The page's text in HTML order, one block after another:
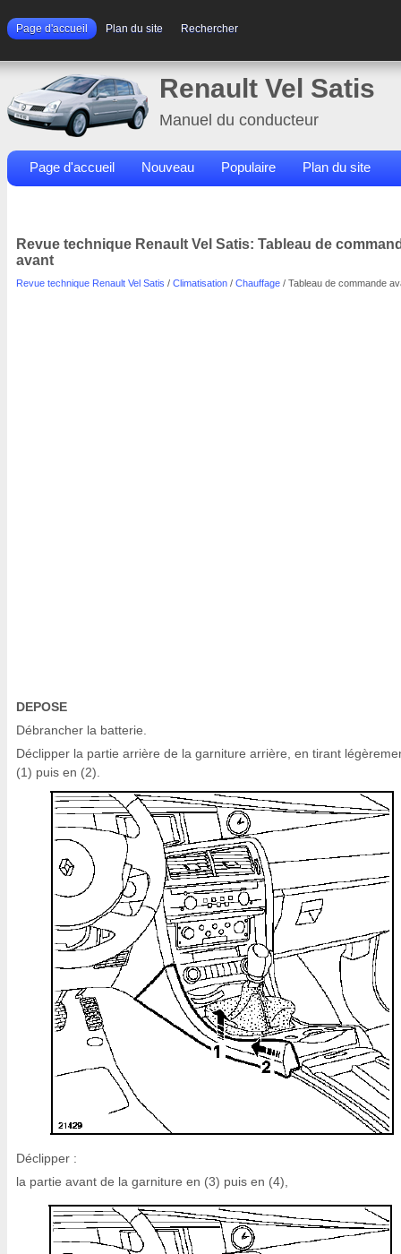
Page d'accueil Plan du site Rechercher
Renault Vel Satis
Manuel du conducteur
Page d'accueil Nouveau Populaire Plan du site
Revue technique Renault Vel Satis: Tableau de
avant
Revue technique Renault Vel Satis / Climatisation / Chauffage / Tableau de commande
DEPOSE
Débrancher la batterie.
Déclipper la partie arrière de la garniture arrière, en tirant
(1) puis en (2).
Déclipper :
la partie avant de la garniture en (3) puis en (4),